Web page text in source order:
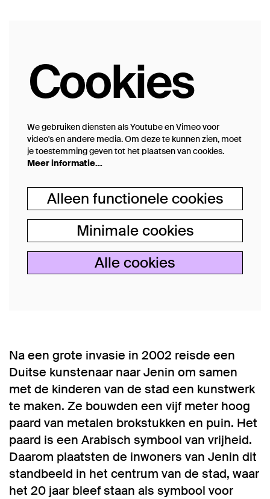
Cookies
We gebruiken diensten als Youtube en Vimeo voor
video's en andere media. Om deze te kunnen zien, moet
je toestemming geven tot het plaatsen van cookies.
Meer informatie…
Alleen functionele cookies
Minimale cookies
Alle cookies
Na een grote invasie in 2002 reisde een
Duitse kunstenaar naar Jenin om samen
met de kinderen van de stad een kunstwerk
te maken. Ze bouwden een vijf meter hoog
paard van metalen brokstukken en puin. Het
paard is een Arabisch symbool van vrijheid.
Daarom plaatsten de inwoners van Jenin dit
standbeeld in het centrum van de stad, waar
het 20 jaar bleef staan als symbool voor